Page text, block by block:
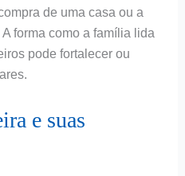
de uma casa ou a
forma como a família lida
pode fortalecer ou
e suas